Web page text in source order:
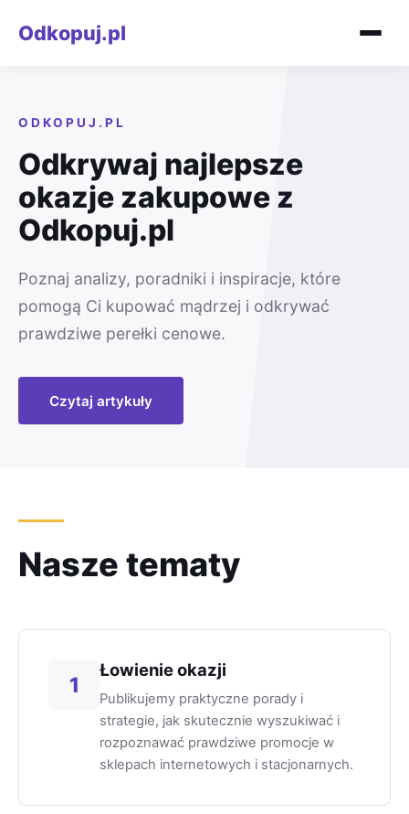
Odkopuj.pl
ODKOPUJ.PL
Odkrywaj najlepsze
okazje zakupowe z
Odkopuj.pl
Poznaj analizy, poradniki i inspiracje, które
pomogą Ci kupować mądrzej i odkrywać
prawdziwe perełki cenowe.
Czytaj artykuły
Nasze tematy
1
Łowienie okazji
Publikujemy praktyczne porady i
strategie, jak skutecznie wyszukiwać i
rozpoznawać prawdziwe promocje w
sklepach internetowych i stacjonarnych.